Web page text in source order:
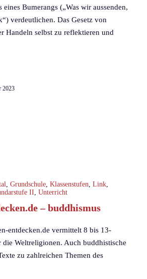
Bumerangs („Was wir aussenden,
verdeutlichen. Das Gesetz von
Handeln selbst zu reflektieren und
2023
Grundschule Klassenstufen Link
II Unterricht
– buddhismus
entdecken.de vermittelt 8 bis 13-
die Weltreligionen. Auch buddhistische
zu zahlreichen Themen des